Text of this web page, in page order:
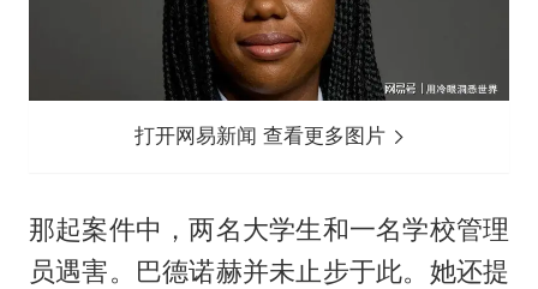
打开网易新闻 查看更多图片
那起案件中，两名大学生和一名学校管理
员遇害。巴德诺赫并未止步于此。她还提